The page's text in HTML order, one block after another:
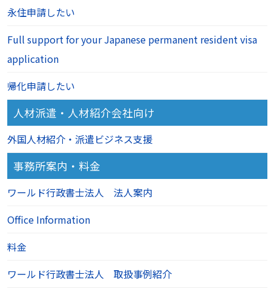
永住申請したい
Full support for your Japanese permanent resident visa
application
帰化申請したい
人材派遣・人材紹介会社向け
外国人材紹介・派遣ビジネス支援
事務所案内・料金
ワールド行政書士法人 法人案内
Office Information
料金
ワールド行政書士法人 取扱事例紹介